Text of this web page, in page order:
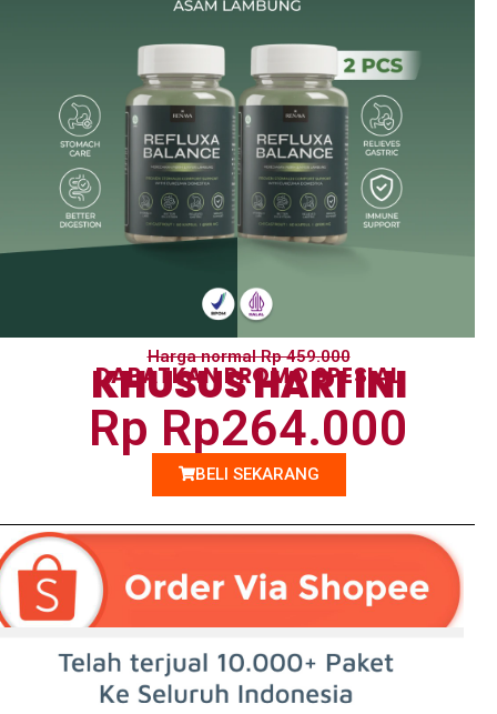
Harga normal Rp 459.000
DAPATKAN PROMO SPESIAL
KHUSUS HARI INI
Rp Rp264.000
BELI SEKARANG